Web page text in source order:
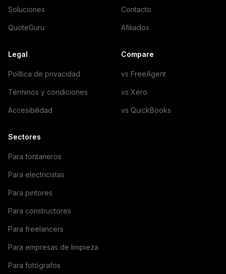
Soluciones
QuoteGuru
Contacto
Afiliados
Legal
Política de privacidad
Términos y condiciones
Accesibilidad
Compare
vs FreeAgent
vs Xero
vs QuickBooks
Sectores
Para fontaneros
Para electricistas
Para pintores
Para constructores
Para freelancers
Para empresas de limpieza
Para fotógrafos